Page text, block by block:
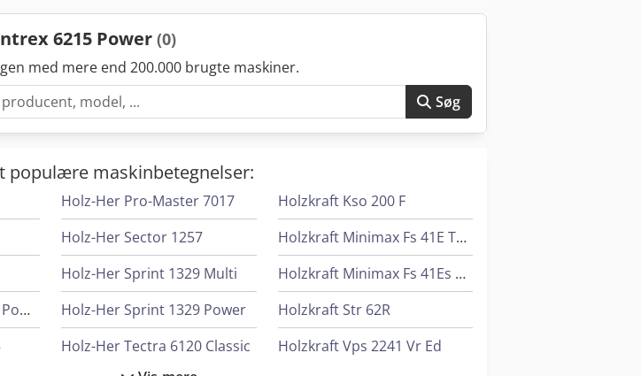
6215 Power (0)
med mere end 200.000 brugte maskiner.
Søg
populære maskinbetegnelser:
Holz-Her Auriga 1308Xl Power
Holz-Her Pro-Master 7017
Holz-Her Sector 1257
Holz-Her Sprint 1329 Multi
Holz-Her Sprint 1329 Power
Holz-Her Tectra 6120 Classic
Holzkraft Kso 200 F
Holzkraft Minimax Fs 41E Tersa
Holzkraft Minimax Fs 41Es Tersa
Holzkraft Str 62R
Holzkraft Vps 2241 Vr Ed